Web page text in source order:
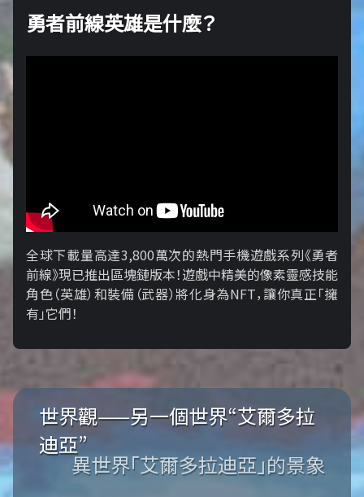
勇者前線英雄是什麼？
全球下載量高達3,800萬次的熱門手機遊戲系列《勇者
前線》現已推出區塊鏈版本！遊戲中精美的像素靈感技能
角色（英雄）和裝備（武器）將化身為NFT，讓你真正「擁​​
有」它們！
世界觀——另一個世界“艾爾多拉
迪亞”
異世界「艾爾多拉迪亞」的景象